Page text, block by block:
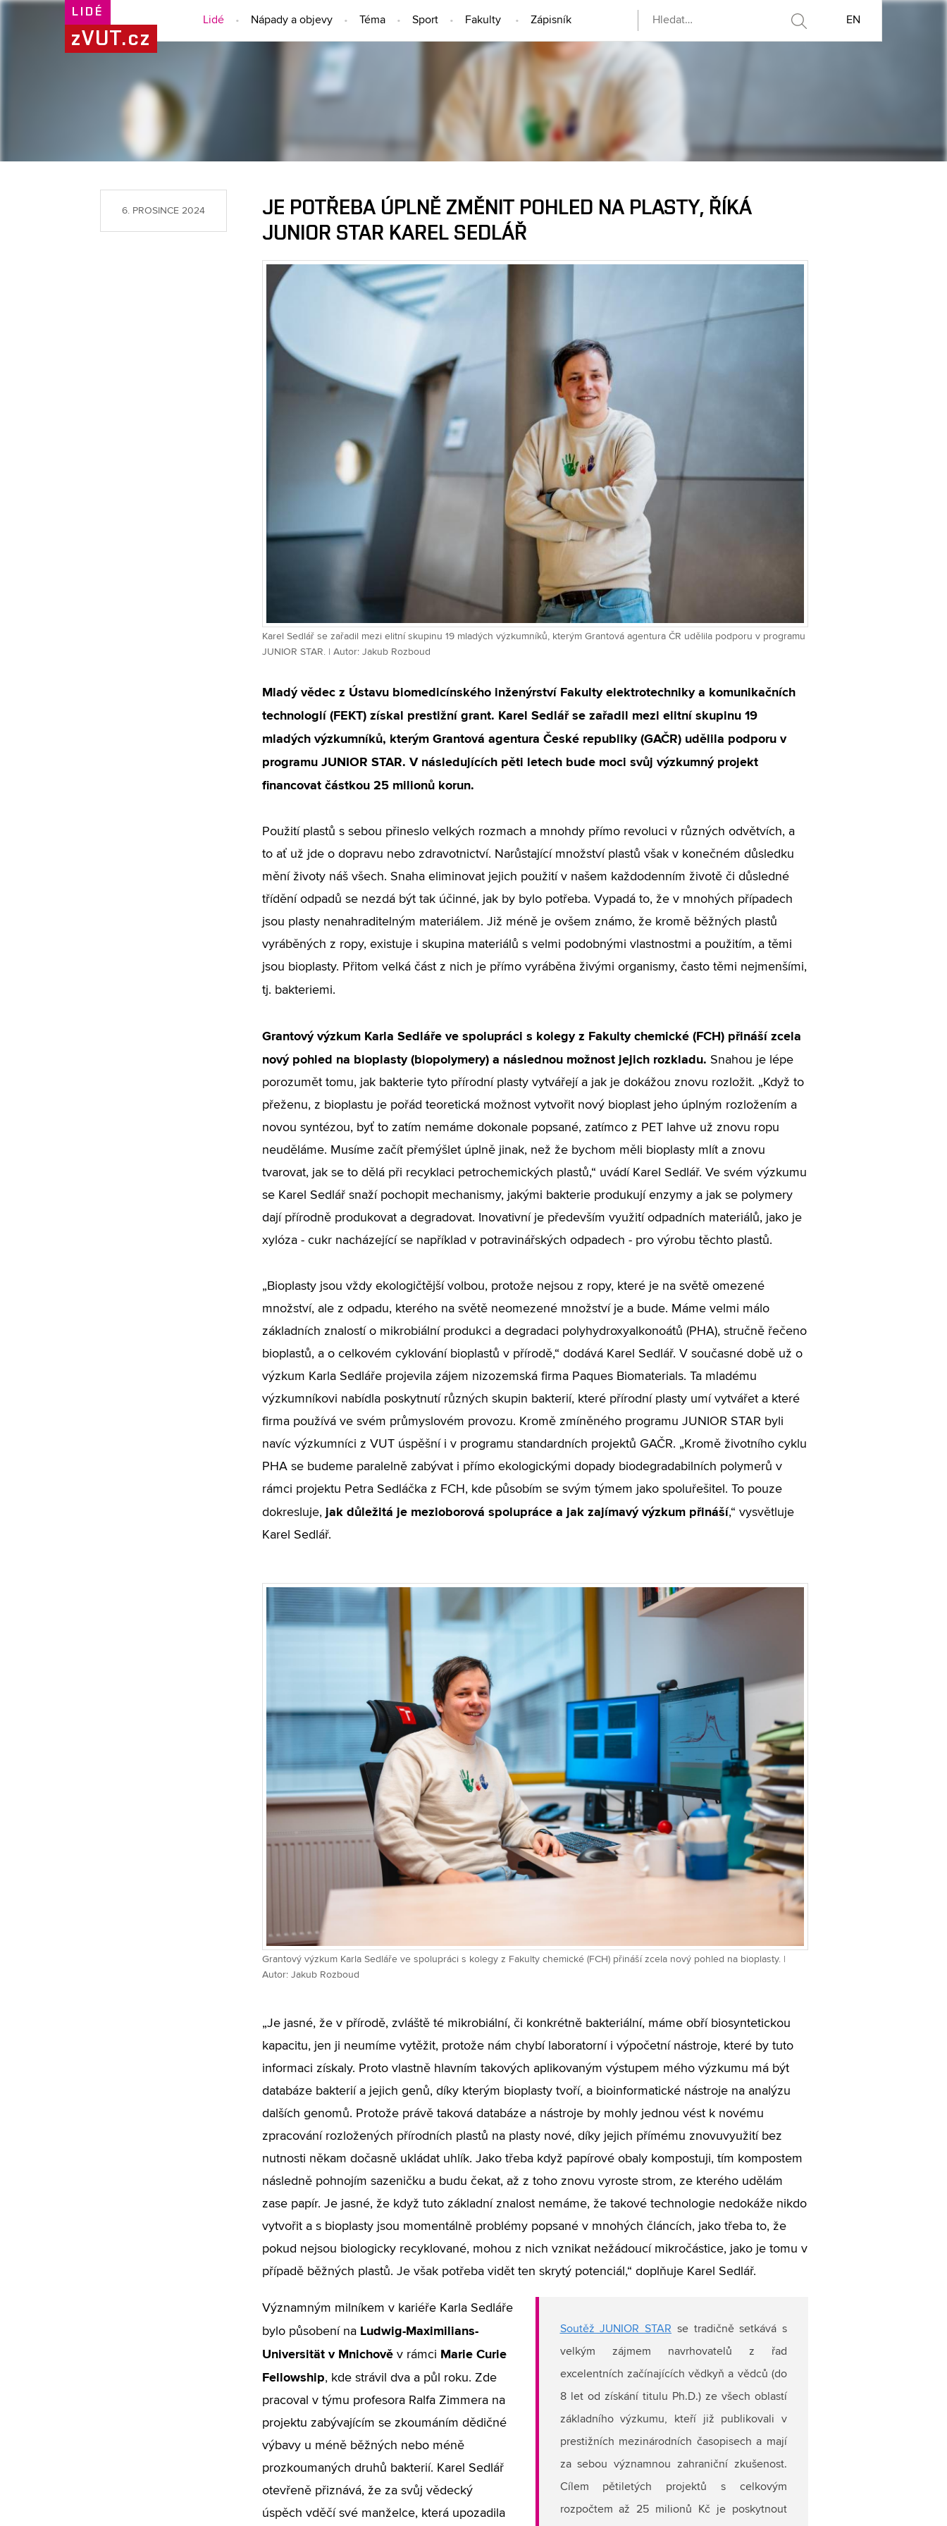
LIDÉ
zVUT.cz
Lidé Nápady a objevy Téma Sport Fakulty Zápisník EN
LIDÉ
6. PROSINCE 2024
JE POTŘEBA ÚPLNĚ ZMĚNIT POHLED NA PLASTY, ŘÍKÁ
JUNIOR STAR KAREL SEDLÁŘ
Karel Sedlář se zařadil mezi elitní skupinu 19 mladých výzkumníků, kterým Grantová agentura ČR udělila podporu v programu
JUNIOR STAR. | Autor: Jakub Rozboud
Mladý vědec z Ústavu biomedicínského inženýrství Fakulty elektrotechniky a komunikačních
technologií (FEKT) získal prestižní grant. Karel Sedlář se zařadil mezi elitní skupinu 19
mladých výzkumníků, kterým Grantová agentura České republiky (GAČR) udělila podporu v
programu JUNIOR STAR. V následujících pěti letech bude moci svůj výzkumný projekt
financovat částkou 25 milionů korun.
Použití plastů s sebou přineslo velkých rozmach a mnohdy přímo revoluci v různých odvětvích, a
to ať už jde o dopravu nebo zdravotnictví. Narůstající množství plastů však v konečném důsledku
mění životy náš všech. Snaha eliminovat jejich použití v našem každodenním životě či důsledné
třídění odpadů se nezdá být tak účinné, jak by bylo potřeba. Vypadá to, že v mnohých případech
jsou plasty nenahraditelným materiálem. Již méně je ovšem známo, že kromě běžných plastů
vyráběných z ropy, existuje i skupina materiálů s velmi podobnými vlastnostmi a použitím, a těmi
jsou bioplasty. Přitom velká část z nich je přímo vyráběna živými organismy, často těmi nejmenšími,
tj. bakteriemi.
Grantový výzkum Karla Sedláře ve spolupráci s kolegy z Fakulty chemické (FCH) přináší zcela
nový pohled na bioplasty (biopolymery) a následnou možnost jejich rozkladu. Snahou je lépe
porozumět tomu, jak bakterie tyto přírodní plasty vytvářejí a jak je dokážou znovu rozložit. „Když to
přeženu, z bioplastu je pořád teoretická možnost vytvořit nový bioplast jeho úplným rozložením a
novou syntézou, byť to zatím nemáme dokonale popsané, zatímco z PET lahve už znovu ropu
neuděláme. Musíme začít přemýšlet úplně jinak, než že bychom měli bioplasty mlít a znovu
tvarovat, jak se to dělá při recyklaci petrochemických plastů,“ uvádí Karel Sedlář. Ve svém výzkumu
se Karel Sedlář snaží pochopit mechanismy, jakými bakterie produkují enzymy a jak se polymery
dají přírodně produkovat a degradovat. Inovativní je především využití odpadních materiálů, jako je
xylóza - cukr nacházející se například v potravinářských odpadech - pro výrobu těchto plastů.
„Bioplasty jsou vždy ekologičtější volbou, protože nejsou z ropy, které je na světě omezené
množství, ale z odpadu, kterého na světě neomezené množství je a bude. Máme velmi málo
základních znalostí o mikrobiální produkci a degradaci polyhydroxyalkonoátů (PHA), stručně řečeno
bioplastů, a o celkovém cyklování bioplastů v přírodě,“ dodává Karel Sedlář. V současné době už o
výzkum Karla Sedláře projevila zájem nizozemská firma Paques Biomaterials. Ta mladému
výzkumníkovi nabídla poskytnutí různých skupin bakterií, které přírodní plasty umí vytvářet a které
firma používá ve svém průmyslovém provozu. Kromě zmíněného programu JUNIOR STAR byli
navíc výzkumníci z VUT úspěšní i v programu standardních projektů GAČR. „Kromě životního cyklu
PHA se budeme paralelně zabývat i přímo ekologickými dopady biodegradabilních polymerů v
rámci projektu Petra Sedláčka z FCH, kde působím se svým týmem jako spoluřešitel. To pouze
dokresluje, jak důležitá je mezioborová spolupráce a jak zajímavý výzkum přináší,“ vysvětluje
Karel Sedlář.
Grantový výzkum Karla Sedláře ve spolupráci s kolegy z Fakulty chemické (FCH) přináší zcela nový pohled na bioplasty. |
Autor: Jakub Rozboud
„Je jasné, že v přírodě, zvláště té mikrobiální, či konkrétně bakteriální, máme obří biosyntetickou
kapacitu, jen ji neumíme vytěžit, protože nám chybí laboratorní i výpočetní nástroje, které by tuto
informaci získaly. Proto vlastně hlavním takových aplikovaným výstupem mého výzkumu má být
databáze bakterií a jejich genů, díky kterým bioplasty tvoří, a bioinformatické nástroje na analýzu
dalších genomů. Protože právě taková databáze a nástroje by mohly jednou vést k novému
zpracování rozložených přírodních plastů na plasty nové, díky jejich přímému znovuvyužití bez
nutnosti někam dočasně ukládat uhlík. Jako třeba když papírové obaly kompostuji, tím kompostem
následně pohnojím sazeničku a budu čekat, až z toho znovu vyroste strom, ze kterého udělám
zase papír. Je jasné, že když tuto základní znalost nemáme, že takové technologie nedokáže nikdo
vytvořit a s bioplasty jsou momentálně problémy popsané v mnohých článcích, jako třeba to, že
pokud nejsou biologicky recyklované, mohou z nich vznikat nežádoucí mikročástice, jako je tomu v
případě běžných plastů. Je však potřeba vidět ten skrytý potenciál,“ doplňuje Karel Sedlář.
Soutěž JUNIOR STAR se tradičně setkává s
velkým zájmem navrhovatelů z řad
excelentních začínajících vědkyň a vědců (do
8 let od získání titulu Ph.D.) ze všech oblastí
základního výzkumu, kteří již publikovali v
prestižních mezinárodních časopisech a mají
za sebou významnou zahraniční zkušenost.
Cílem pětiletých projektů s celkovým
rozpočtem až 25 milionů Kč je poskytnout
Významným milníkem v kariéře Karla Sedláře
bylo působení na Ludwig-Maximilians-
Universität v Mnichově v rámci Marie Curie
Fellowship, kde strávil dva a půl roku. Zde
pracoval v týmu profesora Ralfa Zimmera na
projektu zabývajícím se zkoumáním dědičné
výbavy u méně běžných nebo méně
prozkoumaných druhů bakterií. Karel Sedlář
otevřeně přiznává, že za svůj vědecký
úspěch vděčí své manželce, která upozadila